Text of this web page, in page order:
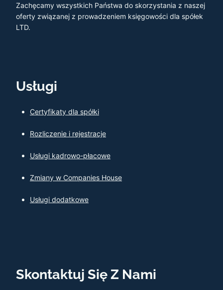
Zachęcamy wszystkich Państwa do skorzystania z naszej
oferty związanej z prowadzeniem księgowości dla spółek
LTD.
Usługi
Certyfikaty dla spółki
Rozliczenie i rejestracje
Usługi kadrowo-płacowe
Zmiany w Companies House
Usługi dodatkowe
Skontaktuj Się Z Nami